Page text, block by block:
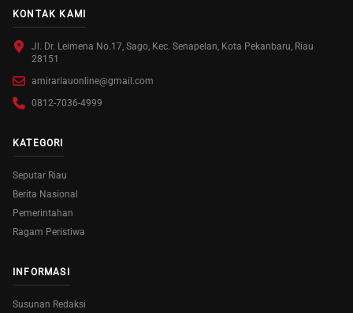
KONTAK KAMI
Jl. Dr. Leimena No.17, Sago, Kec. Senapelan, Kota Pekanbaru, Riau
28151
amirariauonline@gmail.com
0812-7036-4999
KATEGORI
Seputar Riau
Berita Nasional
Pemerintahan
Ragam Peristiwa
INFORMASI
Susunan Redaksi